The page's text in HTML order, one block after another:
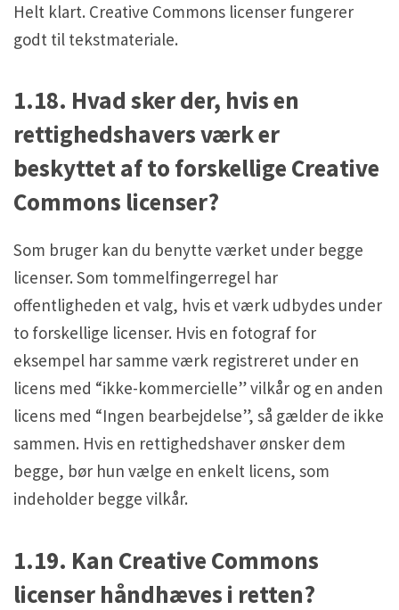
Helt klart. Creative Commons licenser fungerer
godt til tekstmateriale.
1.18. Hvad sker der, hvis en
rettighedshavers værk er
beskyttet af to forskellige Creative
Commons licenser?
Som bruger kan du benytte værket under begge
licenser. Som tommelfingerregel har
offentligheden et valg, hvis et værk udbydes under
to forskellige licenser. Hvis en fotograf for
eksempel har samme værk registreret under en
licens med “ikke-kommercielle” vilkår og en anden
licens med “Ingen bearbejdelse”, så gælder de ikke
sammen. Hvis en rettighedshaver ønsker dem
begge, bør hun vælge en enkelt licens, som
indeholder begge vilkår.
1.19. Kan Creative Commons
licenser håndhæves i retten?